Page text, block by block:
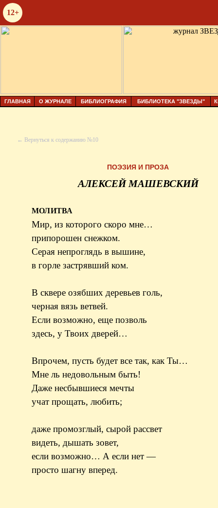
12+
ГЛАВНАЯ О ЖУРНАЛЕ БИБЛИОГРАФИЯ БИБЛИОТЕКА "ЗВЕЗДЫ"
← Вернуться к содержанию №10
ПОЭЗИЯ И ПРОЗА
АЛЕКСЕЙ МАШЕВСКИЙ
МОЛИТВА
Мир, из которого скоро мне…
припорошен снежком.
Серая непроглядь в вышине,
в горле застрявший ком.
В сквере озябших деревьев голь,
черная вязь ветвей.
Если возможно, еще позволь
здесь, у Твоих дверей…
Впрочем, пусть будет все так, как Ты…
Мне ль недовольным быть!
Даже несбывшиеся мечты
учат прощать, любить;
даже промозглый, сырой рассвет
видеть, дышать зовет,
если возможно… А если нет —
просто шагну вперед.